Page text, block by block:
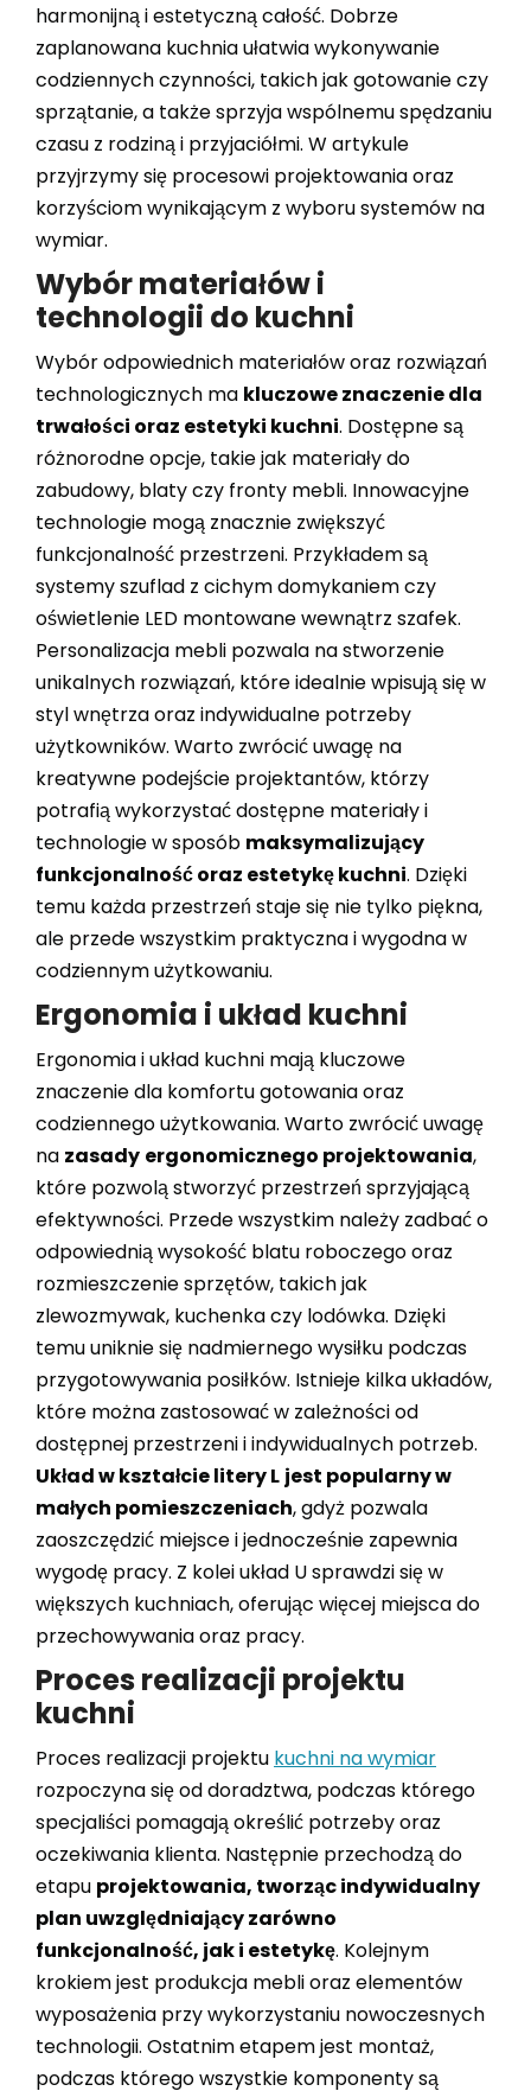
harmonijną i estetyczną całość. Dobrze
zaplanowana kuchnia ułatwia wykonywanie
codziennych czynności, takich jak gotowanie czy
sprzątanie, a także sprzyja wspólnemu spędzaniu
czasu z rodziną i przyjaciółmi. W artykule
przyjrzymy się procesowi projektowania oraz
korzyściom wynikającym z wyboru systemów na
wymiar.
Wybór materiałów i
technologii do kuchni
Wybór odpowiednich materiałów oraz rozwiązań
technologicznych ma kluczowe znaczenie dla
trwałości oraz estetyki kuchni. Dostępne są
różnorodne opcje, takie jak materiały do
zabudowy, blaty czy fronty mebli. Innowacyjne
technologie mogą znacznie zwiększyć
funkcjonalność przestrzeni. Przykładem są
systemy szuflad z cichym domykaniem czy
oświetlenie LED montowane wewnątrz szafek.
Personalizacja mebli pozwala na stworzenie
unikalnych rozwiązań, które idealnie wpisują się w
styl wnętrza oraz indywidualne potrzeby
użytkowników. Warto zwrócić uwagę na
kreatywne podejście projektantów, którzy
potrafią wykorzystać dostępne materiały i
technologie w sposób maksymalizujący
funkcjonalność oraz estetykę kuchni. Dzięki
temu każda przestrzeń staje się nie tylko piękna,
ale przede wszystkim praktyczna i wygodna w
codziennym użytkowaniu.
Ergonomia i układ kuchni
Ergonomia i układ kuchni mają kluczowe
znaczenie dla komfortu gotowania oraz
codziennego użytkowania. Warto zwrócić uwagę
na zasady ergonomicznego projektowania,
które pozwolą stworzyć przestrzeń sprzyjającą
efektywności. Przede wszystkim należy zadbać o
odpowiednią wysokość blatu roboczego oraz
rozmieszczenie sprzętów, takich jak
zlewozmywak, kuchenka czy lodówka. Dzięki
temu uniknie się nadmiernego wysiłku podczas
przygotowywania posiłków. Istnieje kilka układów,
które można zastosować w zależności od
dostępnej przestrzeni i indywidualnych potrzeb.
Układ w kształcie litery L jest popularny w
małych pomieszczeniach, gdyż pozwala
zaoszczędzić miejsce i jednocześnie zapewnia
wygodę pracy. Z kolei układ U sprawdzi się w
większych kuchniach, oferując więcej miejsca do
przechowywania oraz pracy.
Proces realizacji projektu
kuchni
Proces realizacji projektu kuchni na wymiar
rozpoczyna się od doradztwa, podczas którego
specjaliści pomagają określić potrzeby oraz
oczekiwania klienta. Następnie przechodzą do
etapu projektowania, tworząc indywidualny
plan uwzględniający zarówno
funkcjonalność, jak i estetykę. Kolejnym
krokiem jest produkcja mebli oraz elementów
wyposażenia przy wykorzystaniu nowoczesnych
technologii. Ostatnim etapem jest montaż,
podczas którego wszystkie komponenty są